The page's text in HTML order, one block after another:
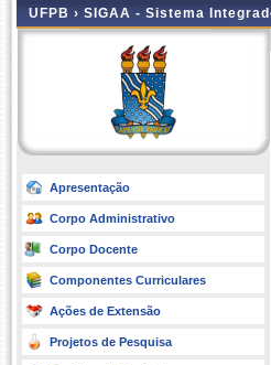
UFPB › SIGAA - Sistema
Apresentação
Corpo Administrativo
Corpo Docente
Componentes Curriculares
Ações de Extensão
Projetos de Pesquisa